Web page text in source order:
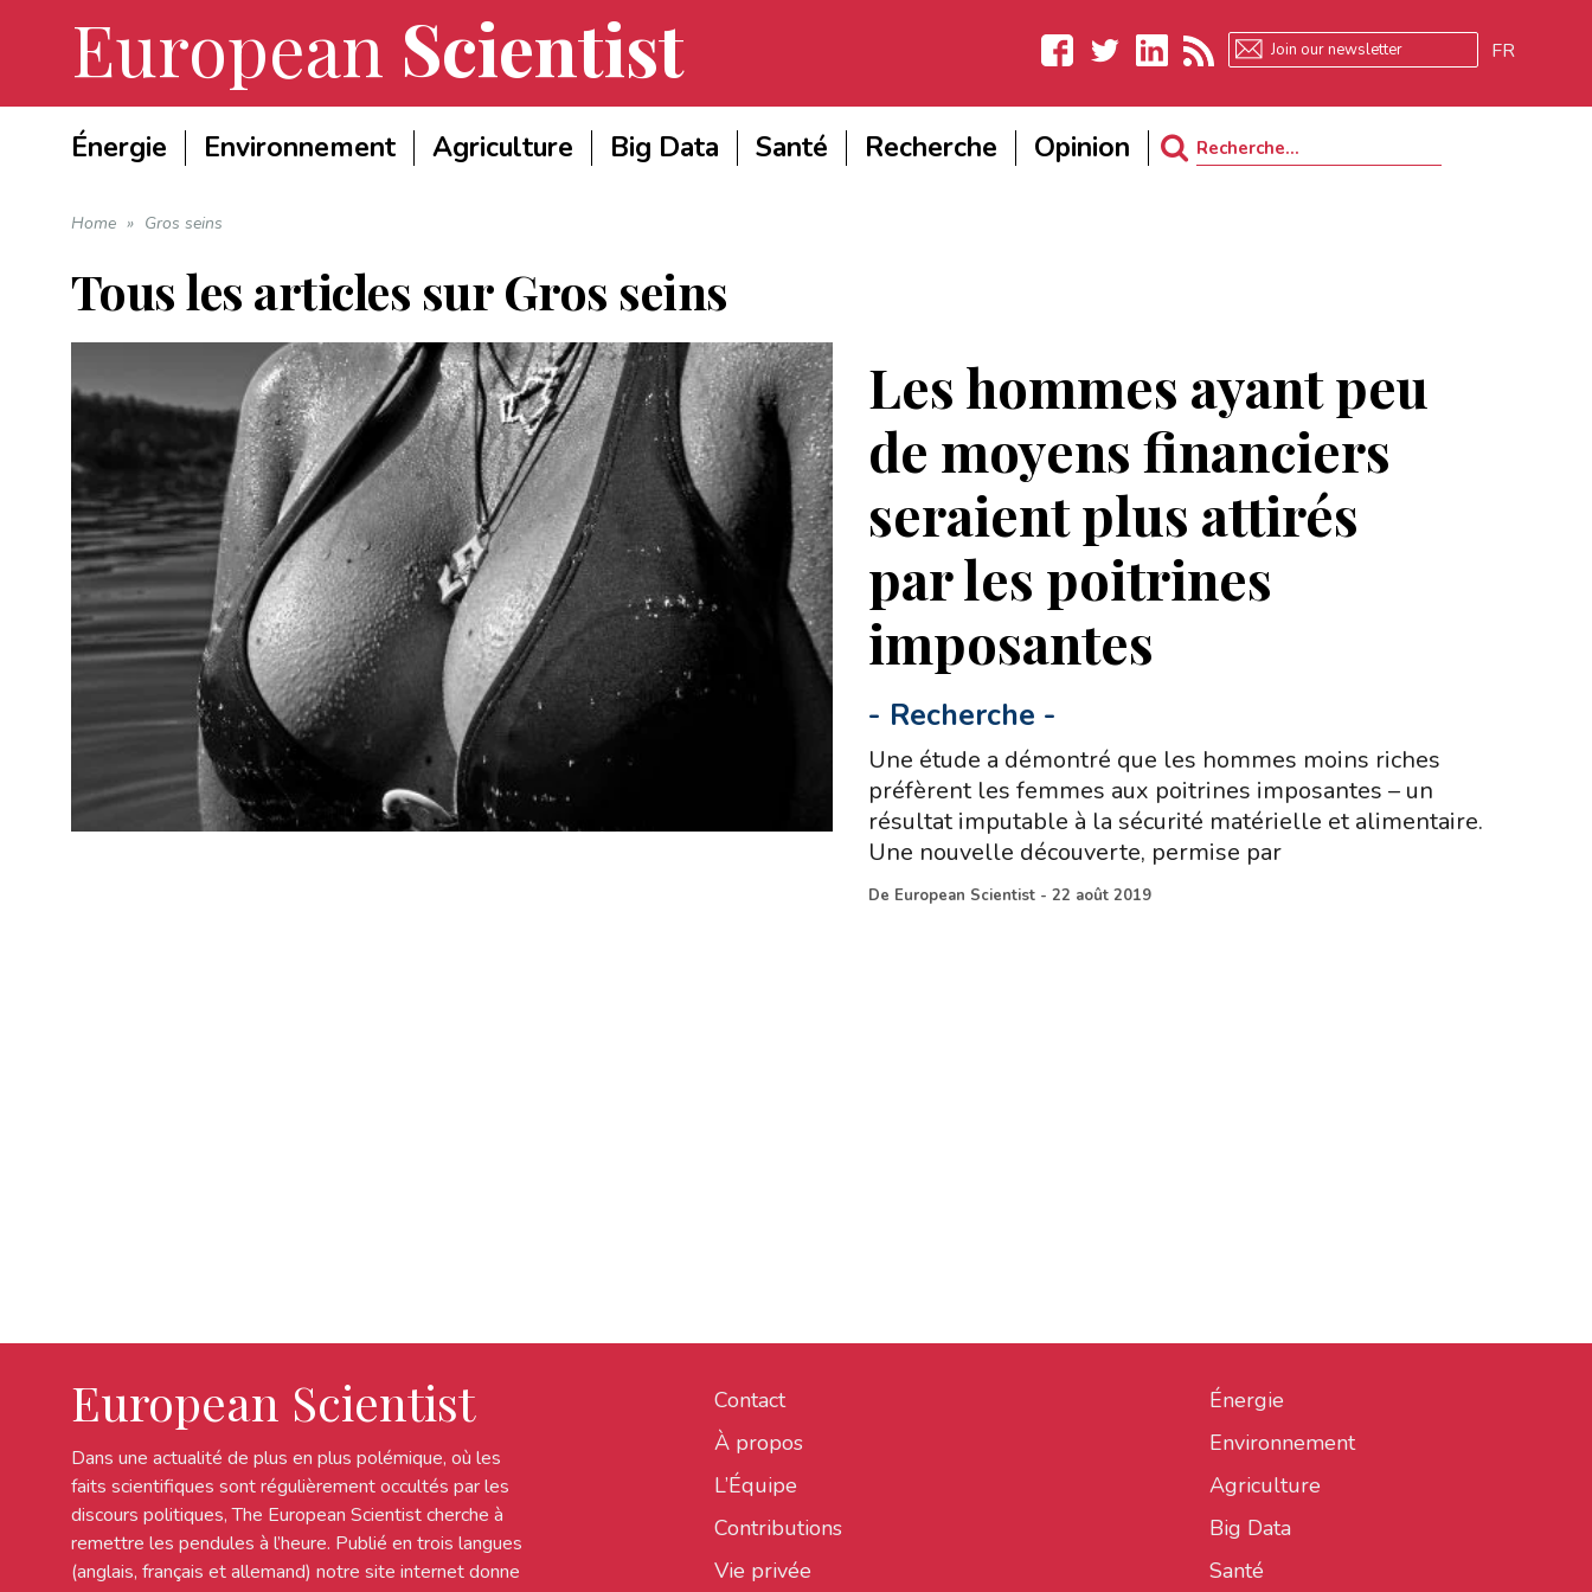
European Scientist
LinkedIn
FR
Énergie Environnement Agriculture Big Data Santé Recherche Opinion
Search
Home » Gros seins
Tous les articles surGros seins
Les hommes ayant peu
de moyens financiers
seraient plus attirés
par les poitrines
imposantes
- Recherche -
Une étude a démontré que les hommes moins riches
préfèrent les femmes aux poitrines imposantes – un
résultat imputable à la sécurité matérielle et alimentaire.
Une nouvelle découverte, permise par
De European Scientist -22 août 2019
European Scientist
Dans une actualité de plus en plus polémique, où les
faits scientifiques sont régulièrement occultés par les
discours politiques, The European Scientist cherche à
remettre les pendules à l’heure. Publié en trois langues
(anglais, français et allemand) notre site internet donne
Contact
À propos
L’Équipe
Contributions
Vie privée
Énergie
Environnement
Agriculture
Big Data
Santé